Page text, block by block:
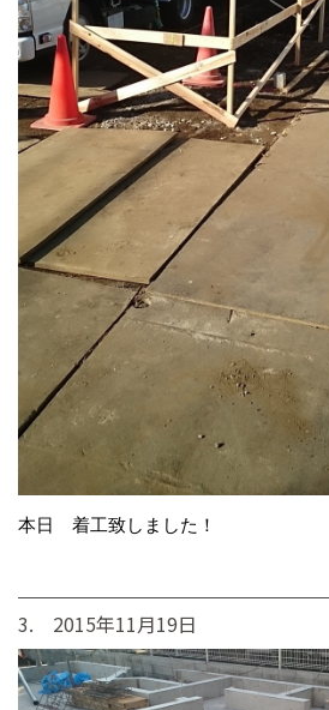
本日 着工致しました！
3. 2015年11月19日